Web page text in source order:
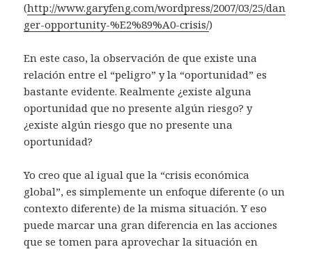
(http://www.garyfeng.com/wordpress/2007/03/25/dan
ger-opportunity-%E2%89%A0-crisis/)
En este caso, la observación de que existe una
relación entre el “peligro” y la “oportunidad” es
bastante evidente. Realmente ¿existe alguna
oportunidad que no presente algún riesgo? y
¿existe algún riesgo que no presente una
oportunidad?
Yo creo que al igual que la “crisis económica
global”, es simplemente un enfoque diferente (o un
contexto diferente) de la misma situación. Y eso
puede marcar una gran diferencia en las acciones
que se tomen para aprovechar la situación en